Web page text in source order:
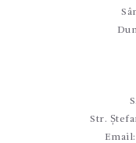
Str.
Email: